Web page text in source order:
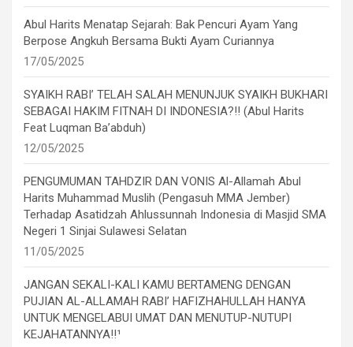
Abul Harits Menatap Sejarah: Bak Pencuri Ayam Yang
Berpose Angkuh Bersama Bukti Ayam Curiannya
17/05/2025
SYAIKH RABI’ TELAH SALAH MENUNJUK SYAIKH BUKHARI
SEBAGAI HAKIM FITNAH DI INDONESIA?!! (Abul Harits
Feat Luqman Ba’abduh)
12/05/2025
PENGUMUMAN TAHDZIR DAN VONIS Al-Allamah Abul
Harits Muhammad Muslih (Pengasuh MMA Jember)
Terhadap Asatidzah Ahlussunnah Indonesia di Masjid SMA
Negeri 1 Sinjai Sulawesi Selatan
11/05/2025
JANGAN SEKALI-KALI KAMU BERTAMENG DENGAN
PUJIAN AL-ALLAMAH RABI’ HAFIZHAHULLAH HANYA
UNTUK MENGELABUI UMAT DAN MENUTUP-NUTUPI
KEJAHATANNYA!!¹